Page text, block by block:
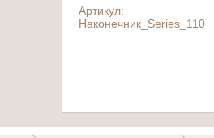
Артикул:
Наконечник_Series_110